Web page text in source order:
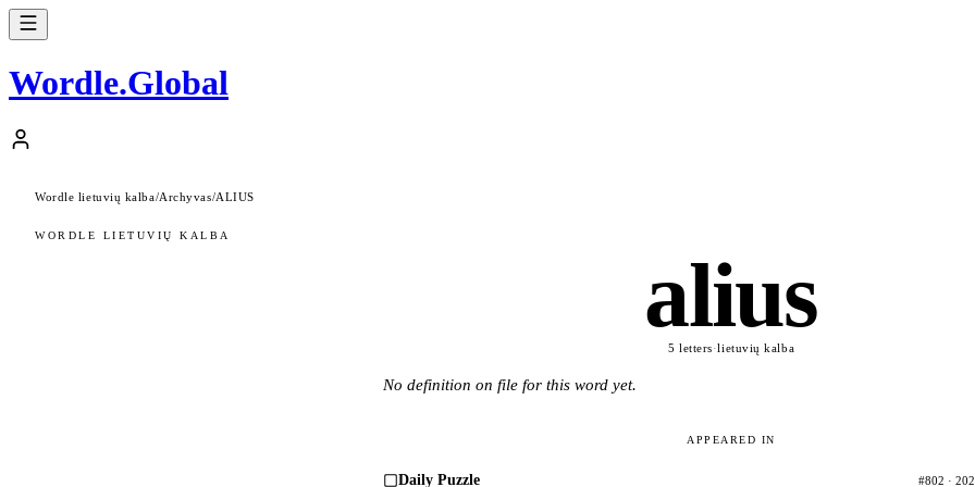
Wordle.Global
Wordle lietuvių kalba/Archyvas/ALIUS
WORDLE LIETUVIŲ KALBA
alius
5 letters·lietuvių kalba
No definition on file for this word yet.
APPEARED IN
Daily Puzzle #802 ·